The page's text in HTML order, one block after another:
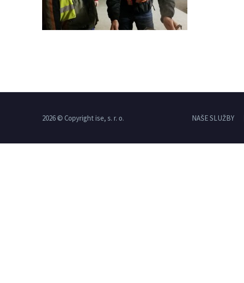
NAŠE SLUŽBY
2026 © Copyright ise, s. r. o.